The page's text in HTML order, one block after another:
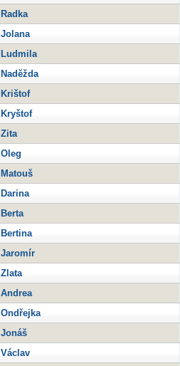
Radka
Jolana
Ludmila
Naděžda
Krištof
Kryštof
Zita
Oleg
Matouš
Darina
Berta
Bertina
Jaromír
Zlata
Andrea
Ondřejka
Jonáš
Václav